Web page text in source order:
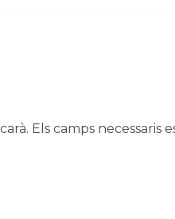
Els camps necessaris